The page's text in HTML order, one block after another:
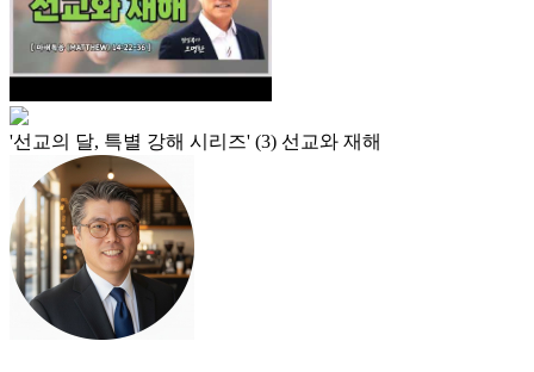
'선교의 달, 특별 강해 시리즈' (3) 선교와 재해